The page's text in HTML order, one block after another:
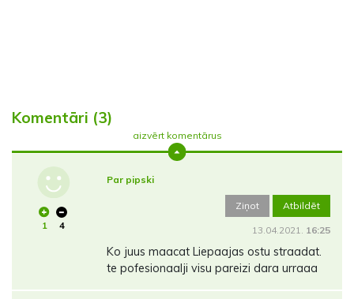
Komentāri (3)
aizvērt komentārus
1 4
Par pipski
Ziņot Atbildēt
13.04.2021. 16:25
Ko juus maacat Liepaajas ostu straadat.
te pofesionaalji visu pareizi dara urraaa